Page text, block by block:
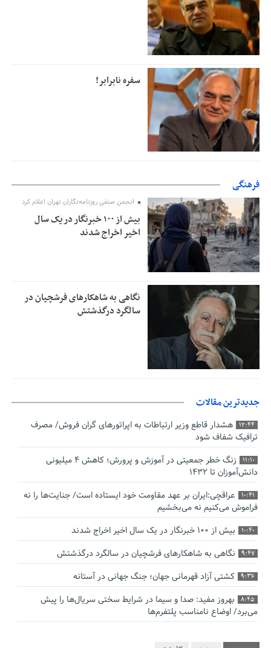
سفره نابرابر!
فرهنگی
انجمن صنفی روزنامه‌نگاران تهران اعلام کرد
بیش از ۱۰۰ خبرنگار در یک سال
اخیر اخراج شدند
نگاهی به شاهکارهای فرشچیان در
سالگرد درگذشتش
جدیدترین مقالات
12:44
هشدار قاطع وزیر ارتباطات به اپراتورهای گران فروش/ مصرف
ترافیک شفاف شود
11:10
زنگ خطر جمعیتی در آموزش و پرورش؛ کاهش ۴ میلیونی
دانش‌آموزان تا ۱۴۳۲
10:41
عراقچی:ایران بر عهد مقاومت خود ایستاده است/ جنایت‌ها را نه
فراموش می‌کنیم نه می‌بخشیم
10:40 بیش از ۱۰۰ خبرنگار در یک سال اخیر اخراج شدند
9:47 نگاهی به شاهکارهای فرشچیان در سالگرد درگذشتش
9:36 کشتی آزاد قهرمانی جهان؛ جنگ جهانی در آستانه
8:45
بهروز مفید: صدا و سیما در شرایط سختی سریال‌ها را پیش
می‌برد/ اوضاع نامناسب پلتفرم‌ها